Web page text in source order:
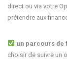
direct ou via votre
prétendre aux
un parcours de
choisir de suivre un